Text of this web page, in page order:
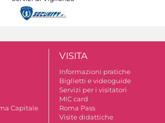
Capitale
VISITA
Informazioni pratiche
Biglietti e videoguide
Servizi per i visitatori
MIC card
Roma Pass
Visite didattiche